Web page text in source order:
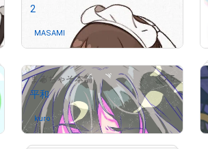
2
MASAMI さんが保有中
まるちゃそ本舗 5
平和
kuro さんが保有中